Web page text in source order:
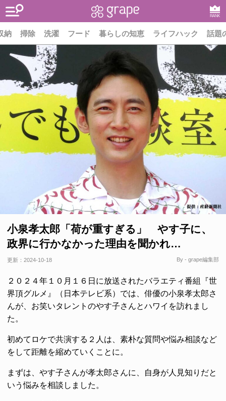
RANK
納 掃除 洗濯 フード 暮らしの知恵 ライフハック 話題
小泉孝太郎「荷が重すぎる」 やす子に、
政界に行かなかった理由を聞かれ…
更新： 2024-10-18 By - grape編集部
２０２４年１０月１６日に放送されたバラエティ番組『世
界頂グルメ』（日本テレビ系）では、俳優の小泉孝太郎さ
んが、お笑いタレントのやす子さんとハワイを訪れまし
た。
初めてロケで共演する２人は、素朴な質問や悩み相談など
をして距離を縮めていくことに。
まずは、やす子さんが孝太郎さんに、自身が人見知りだと
いう悩みを相談しました。